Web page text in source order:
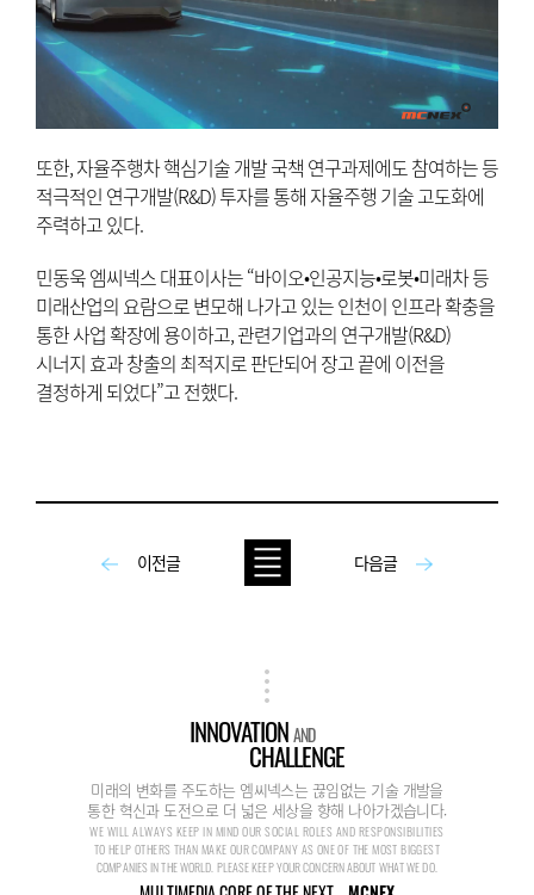
또한, 자율주행차 핵심기술 개발 국책 연구과제에도 참여하는 등
적극적인 연구개발(R&D) 투자를 통해 자율주행 기술 고도화에
주력하고 있다.
민동욱 엠씨넥스 대표이사는 “바이오•인공지능•로봇•미래차 등
미래산업의 요람으로 변모해 나가고 있는 인천이 인프라 확충을
통한 사업 확장에 용이하고, 관련기업과의 연구개발(R&D)
시너지 효과 창출의 최적지로 판단되어 장고 끝에 이전을
결정하게 되었다”고 전했다.
이전글 다음글
INNOVATIONAND
CHALLENGE
미래의 변화를 주도하는 엠씨넥스는 끊임없는 기술 개발을
통한 혁신과 도전으로 더 넓은 세상을 향해 나아가겠습니다.
WE WILL ALWAYS KEEP IN MIND OUR SOCIAL ROLES AND RESPONSIBILITIES
TO HELP OTHERS THAN MAKE OUR COMPANY AS ONE OF THE MOST BIGGEST
COMPANIES IN THE WORLD. PLEASE KEEP YOUR CONCERN ABOUT WHAT WE DO.